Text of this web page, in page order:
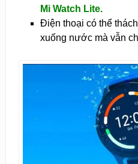
Mi Watch Lite.
Điện thoại có thể
xuống nước mà vẫn